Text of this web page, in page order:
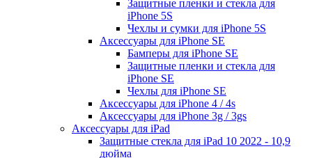
Защитные пленки и стекла для
iPhone 5S
Чехлы и сумки для iPhone 5S
Аксессуары для iPhone SE
Бамперы для iPhone SE
Защитные пленки и стекла для
iPhone SE
Чехлы для iPhone SE
Аксессуары для iPhone 4 / 4s
Аксессуары для iPhone 3g / 3gs
Аксессуары для iPad
Защитные стекла для iPad 10 2022 - 10,9
дюйма